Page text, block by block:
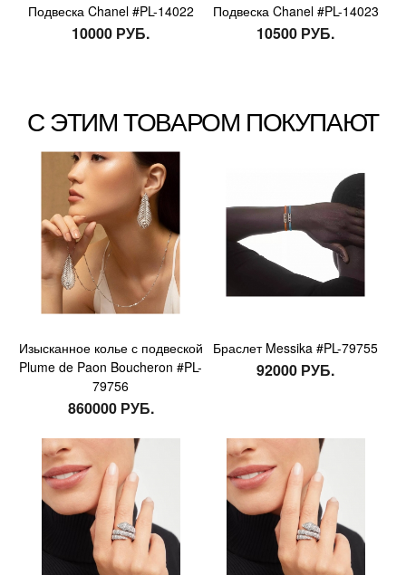
Подвеска Chanel #PL-14022
10000 РУБ.
Подвеска Chanel #PL-14023
10500 РУБ.
С ЭТИМ ТОВАРОМ ПОКУПАЮТ
Изысканное колье с подвеской
Plume de Paon Boucheron #PL-
79756
860000 РУБ.
Браслет Messika #PL-79755
92000 РУБ.